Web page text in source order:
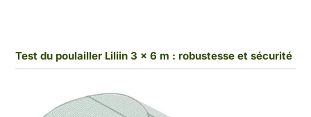
Test du poulailler Liliin 3 x 6 m : robustesse et sécurité